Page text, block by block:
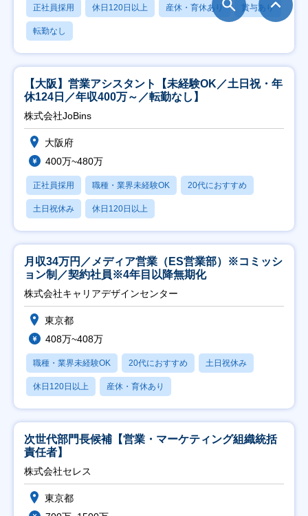
正社員採用 休日120日以上 産休・育休あり 賞与あり
転勤なし
【大阪】営業アシスタント【未経験OK／土日祝・年
休124日／年収400万～／転勤なし】
株式会社JoBins
大阪府
400万~480万
正社員採用 職種・業界未経験OK 20代におすすめ
土日祝休み 休日120日以上
月収34万円／メディア営業（ES営業部）※コミッシ
ョン制／契約社員※4年目以降無期化
株式会社キャリアデザインセンター
東京都
408万~408万
職種・業界未経験OK 20代におすすめ 土日祝休み
休日120日以上 産休・育休あり
次世代部門長候補【営業・マーケティング組織統括
責任者】
株式会社セレス
東京都